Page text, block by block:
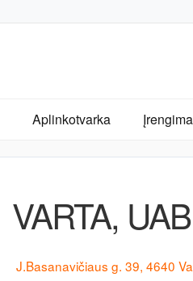
Aplinkotvarka
VARTA, UAB
J.Basanavičiaus g. 39, 4640